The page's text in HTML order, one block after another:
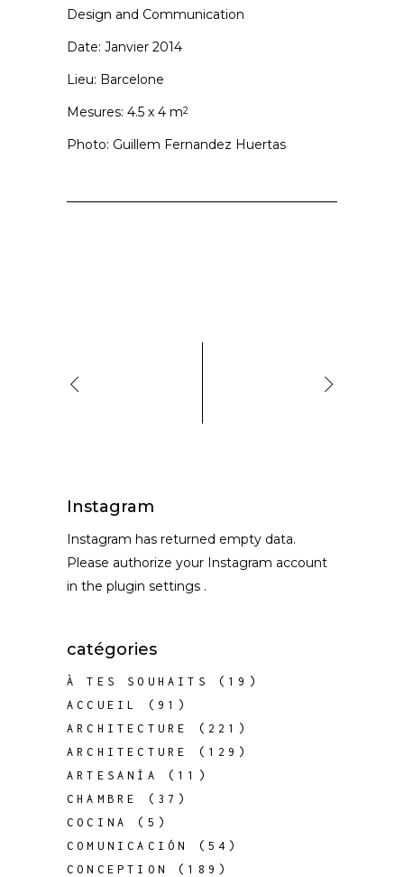
Design and Communication
Date: Janvier 2014
Lieu: Barcelone
Mesures: 4.5 x 4 m2
Photo: Guillem Fernandez Huertas
Instagram
Instagram has returned empty data.
Please authorize your Instagram account
in the plugin settings .
catégories
À TES SOUHAITS
(19)
ACCUEIL
(91)
ARCHITECTURE
(221)
ARCHITECTURE
(129)
ARTESANÍA
(11)
CHAMBRE
(37)
COCINA
(5)
COMUNICACIÓN
(54)
CONCEPTION
(189)